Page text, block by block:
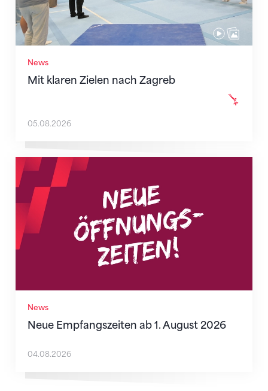
News
Mit klaren Zielen nach Zagreb
05.08.2026
News
Neue Empfangszeiten ab 1. August 2026
Neue Empfangszeiten ab 1. August 2026
04.08.2026